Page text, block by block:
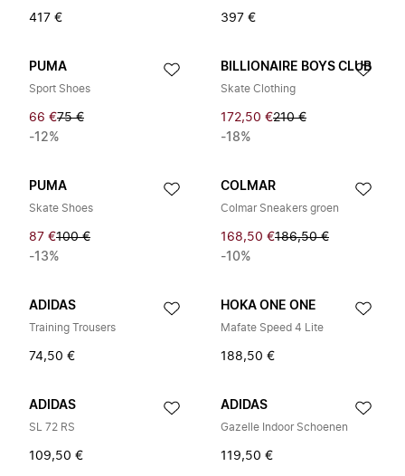
417 € 397 €
PUMA
Sport Shoes
66 €75 €
-12%
BILLIONAIRE BOYS CLUB
Skate Clothing
172,50 €210 €
-18%
PUMA
Skate Shoes
87 €100 €
-13%
COLMAR
Colmar Sneakers groen
168,50 €186,50 €
-10%
ADIDAS
Training Trousers
74,50 €
HOKA ONE ONE
Mafate Speed 4 Lite
188,50 €
ADIDAS
SL 72 RS
109,50 €
ADIDAS
Gazelle Indoor Schoenen
119,50 €